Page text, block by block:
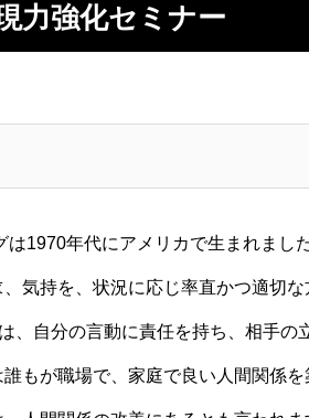
力強化セミナー
1970年代にアメリカで生まれまし
気持を、状況に応じ率直かつ適切
、自分の言動に責任を持ち、相手
もが職場で、家庭で良い人間関係